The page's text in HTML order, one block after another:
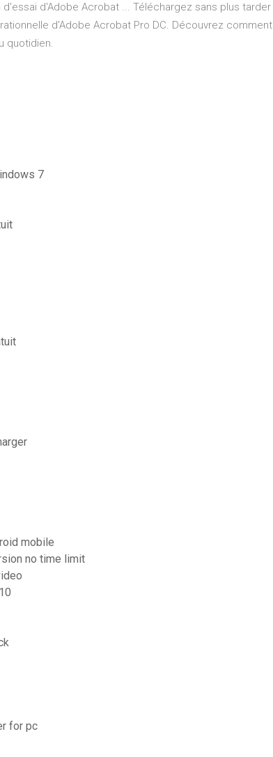
d'Adobe Acrobat ... Téléchargez sans plus tarder
d'Adobe Acrobat Pro DC. Découvrez comment
quotidien.
7
mobile
no time limit
for pc